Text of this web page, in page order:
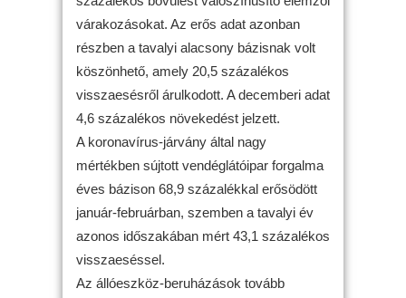
várakozásokat. Az erős adat azonban
részben a tavalyi alacsony bázisnak volt
köszönhető, amely 20,5 százalékos
visszaesésről árulkodott. A decemberi adat
4,6 százalékos növekedést jelzett.
A koronavírus-járvány által nagy
mértékben sújtott vendéglátóipar forgalma
éves bázison 68,9 százalékkal erősödött
január-februárban, szemben a tavalyi év
azonos időszakában mért 43,1 százalékos
visszaeséssel.
Az állóeszköz-beruházások tovább